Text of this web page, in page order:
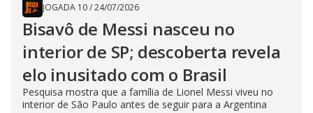
JOGADA 10/24/07/2026
Bisavô de Messi nasceu no
interior de SP; descoberta revela
elo inusitado com o Brasil
Pesquisa mostra que a família de Lionel Messi viveu no
interior de São Paulo antes de seguir para a Argentina